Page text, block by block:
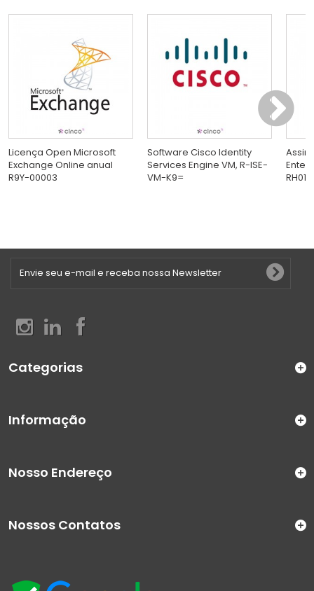
Licença Open Microsoft
Exchange Online anual
R9Y-00003
Software Cisco Identity
Services Engine VM, R-ISE-
VM-K9=
Categorias
Informação
Nosso Endereço
Nossos Contatos